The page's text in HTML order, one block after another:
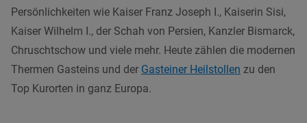
Persönlichkeiten wie Kaiser Franz Joseph I., Kaiserin Sisi,
Kaiser Wilhelm I., der Schah von Persien, Kanzler Bismarck,
Chruschtschow und viele mehr. Heute zählen die modernen
Thermen Gasteins und der Gasteiner Heilstollen zu den
Top Kurorten in ganz Europa.